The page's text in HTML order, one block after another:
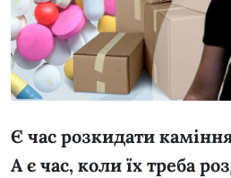
Є час розкидати
А є час, коли їх треба